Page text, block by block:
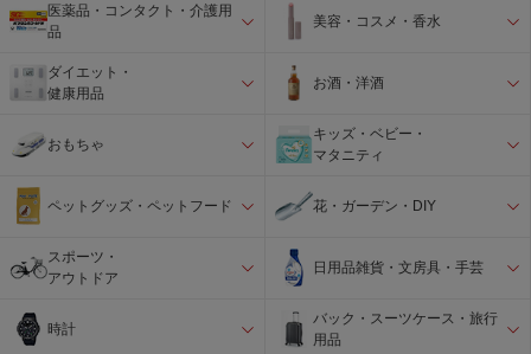
医薬品・コンタクト・介護用
品
美容・コスメ・香水
ダイエット・
健康用品
お酒・洋酒
おもちゃ
キッズ・ベビー・
マタニティ
ペットグッズ・ペットフード 花・ガーデン・DIY
スポーツ・
アウトドア
日用品雑貨・文房具・手芸
時計
バック・スーツケース・旅行
用品